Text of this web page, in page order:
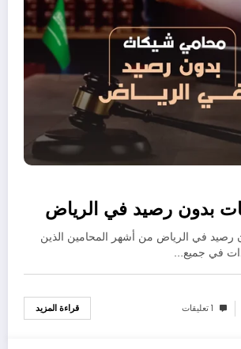
بدون رصيد في الرياض
في الرياض من أشهر المحامين الذين
في جميع…
1 تعليقات قراءة المزيد